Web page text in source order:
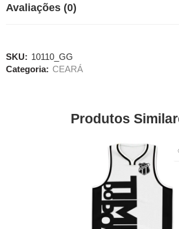
Avaliações (0)
SKU: 10110_GG
Categoria: CEARÁ
Produtos